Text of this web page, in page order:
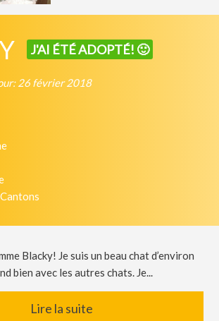
J'AI ÉTÉ ADOPTÉ! 🙂
26 février 2018
Blacky! Je suis un beau chat d’environ
bien avec les autres chats. Je...
Lire la suite